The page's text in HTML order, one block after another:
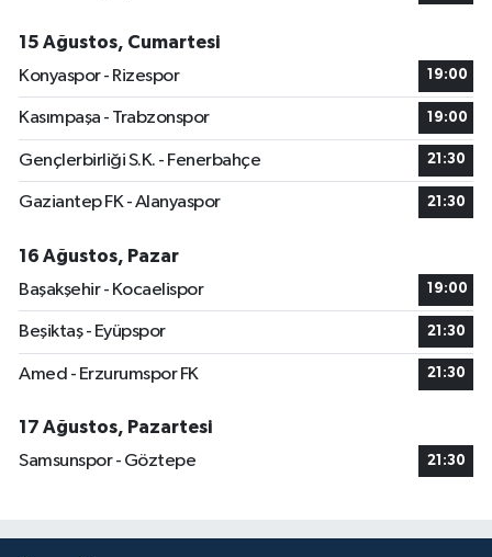
15 Ağustos, Cumartesi
Konyaspor - Rizespor
19:00
Kasımpaşa - Trabzonspor 19:00
Gençlerbirliği S.K. - Fenerbahçe 21:30
Gaziantep FK - Alanyaspor 21:30
16 Ağustos, Pazar
Başakşehir - Kocaelispor
19:00
Beşiktaş - Eyüpspor 21:30
Amed - Erzurumspor FK 21:30
17 Ağustos, Pazartesi
Samsunspor - Göztepe
21:30